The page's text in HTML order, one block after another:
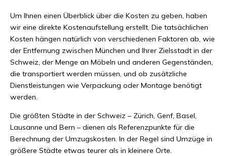
Um Ihnen einen Überblick über die Kosten zu geben, haben
wir eine direkte Kostenaufstellung erstellt. Die tatsächlichen
Kosten hängen natürlich von verschiedenen Faktoren ab, wie
der Entfernung zwischen München und Ihrer Zielsstadt in der
Schweiz, der Menge an Möbeln und anderen Gegenständen,
die transportiert werden müssen, und ob zusätzliche
Dienstleistungen wie Verpackung oder Montage benötigt
werden.
Die größten Städte in der Schweiz – Zürich, Genf, Basel,
Lausanne und Bern – dienen als Referenzpunkte für die
Berechnung der Umzugskosten. In der Regel sind Umzüge in
größere Städte etwas teurer als in kleinere Orte.